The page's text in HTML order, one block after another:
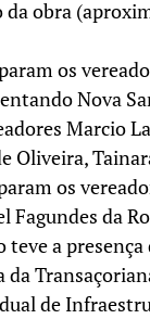
obra
os
Nova
Marcio
Oliveira,
os
da
a
de